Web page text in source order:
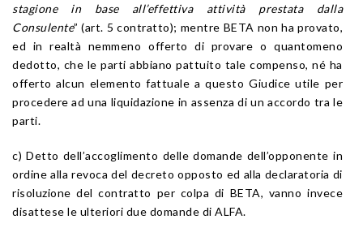
stagione in base all’effettiva attività prestata dalla
Consulente” (art. 5 contratto); mentre BETA non ha provato,
ed in realtà nemmeno offerto di provare o quantomeno
dedotto, che le parti abbiano pattuito tale compenso, né ha
offerto alcun elemento fattuale a questo Giudice utile per
procedere ad una liquidazione in assenza di un accordo tra le
parti.
c) Detto dell’accoglimento delle domande dell’opponente in
ordine alla revoca del decreto opposto ed alla declaratoria di
risoluzione del contratto per colpa di BETA, vanno invece
disattese le ulteriori due domande di ALFA.